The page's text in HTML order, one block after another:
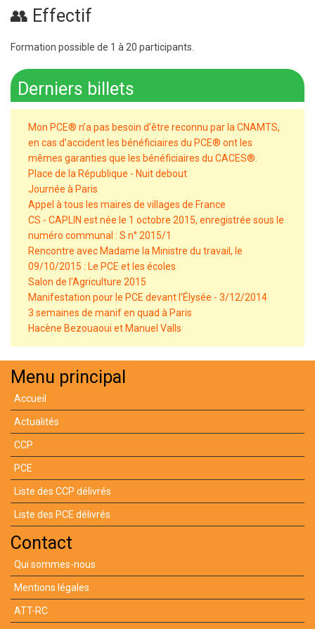
👥 Effectif
Formation possible de 1 à 20 participants.
Derniers billets
Mon PCE® n’a pas besoin d’être reconnu par la CNAMTS,
en cas d’accident les bénéficiaires du PCE® ont les
mêmes garanties que les bénéficiaires du CACES®.
Place de la République - Nuit debout
Journée à Paris
Appel à tous les maires de villages de France
CS - CAPLIN est née le 1 octobre 2015, enregistrée sous le
numéro communal : S n° 2015/1
Rencontre avec Madame la Ministre du travail, le
09/10/2015 : Le PCE et les écoles
Salon de l'Agriculture 2015
Manifestation pour le PCE devant l'Élysée - 3/12/2014
3 semaines de manif en quad à Paris
Hacène Bezouaoui et Manuel Valls
Menu principal
Accueil
Actualités
CCP
PCE
Liste des CCP délivrés
Liste des PCE délivrés
Contact
Qui sommes-nous
Mentions légales
ATT-RC